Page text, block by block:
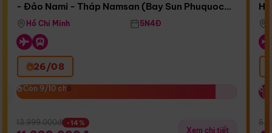
Bay Sun Phuquoc Airways
- Đảo Nami - Tháp Namsan (Bay Sun Phuquoc
Airways)
Hồ Chí Minh 5N4Đ
26/08
Còn 9/10 chỗ
Còn 9/10 chỗ
13.999.000đ -14%
Xem chi tiết